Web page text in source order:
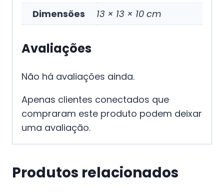
Dimensões 13 × 13 × 10 cm
Avaliações
Não há avaliações ainda.
Apenas clientes conectados que
compraram este produto podem deixar
uma avaliação.
Produtos relacionados